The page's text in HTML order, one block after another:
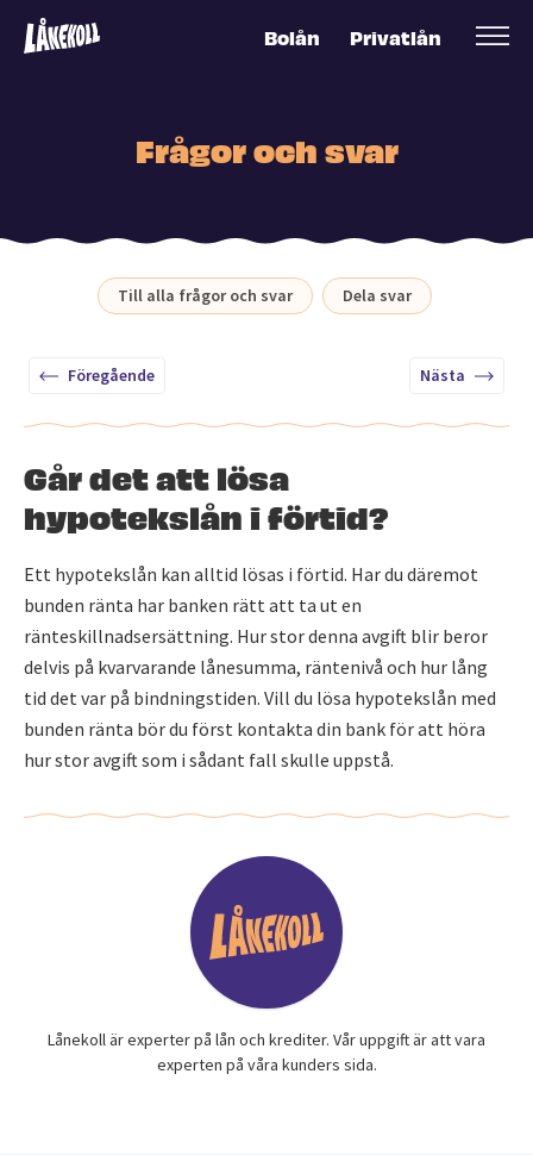
Bolån Privatlån
Frågor och svar
Till alla frågor och svar Dela svar
Föregående Nästa
Går det att lösa
hypotekslån i förtid?
Ett hypotekslån kan alltid lösas i förtid. Har du däremot
bunden ränta har banken rätt att ta ut en
ränteskillnadsersättning. Hur stor denna avgift blir beror
delvis på kvarvarande lånesumma, räntenivå och hur lång
tid det var på bindningstiden. Vill du lösa hypotekslån med
bunden ränta bör du först kontakta din bank för att höra
hur stor avgift som i sådant fall skulle uppstå.
Lånekoll är experter på lån och krediter. Vår uppgift är att vara
experten på våra kunders sida.